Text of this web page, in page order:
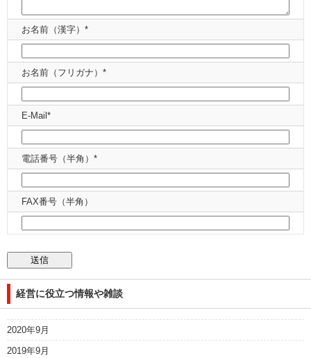
お名前（漢字）*
お名前（フリガナ）*
E-Mail*
電話番号（半角）*
FAX番号（半角）
経営に役立つ情報や雑談
2020年9月
2019年9月